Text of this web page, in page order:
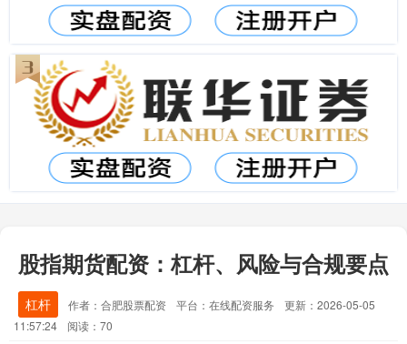
股指期货配资：杠杆、风险与合规要点
杠杆 作者：合肥股票配资 平台：在线配资服务
更新：2026-05-05
11:57:24
阅读：70